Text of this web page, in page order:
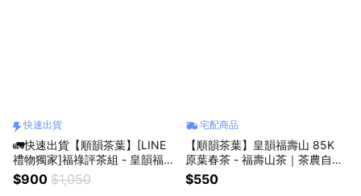
快速出貨
🚛快速出貨【順韻茶葉】[LINE
禮物獨家]福祿評茶組 - 皇韻福壽
山85K｜順韻評鑑茶具組｜茶葉
套組｜生日禮物｜送禮首選｜茗
$900 $1,050
宅配商品
【順韻茶葉】皇韻福壽山 85K
原葉春茶 - 福壽山茶｜茶農自營
｜通過農藥檢驗｜產地認證茶葉
｜台灣高山茶｜青心烏龍｜高級
$550